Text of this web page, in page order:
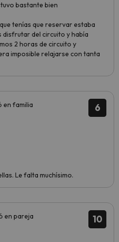
bastante bien
tenías que reservar estaba
disfrutar del circuito y había
2 horas de circuito y
imposible relajarse con tanta
6
en familia
Le falta muchísimo.
10
en pareja